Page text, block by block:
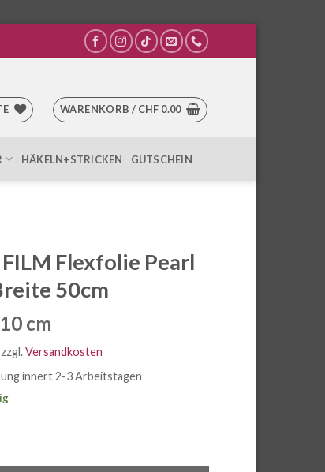
WARENKORB / CHF 0.00
HÄKELN+STRICKEN GUTSCHEIN
FILM Flexfolie Pearl
50cm
cm
zzgl.Versandkosten
innert 2-3 Arbeitstagen